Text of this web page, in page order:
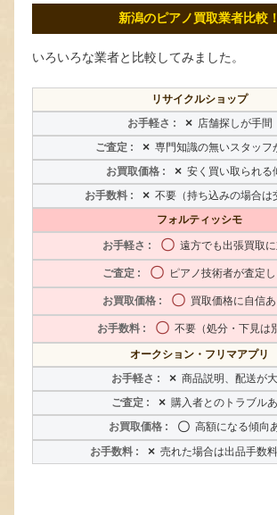
新潟のピアノ買取業者比較！
いろいろな業者と比較してみました。
リサイクルショップ
× 店舗探しが手間
× 専門知識の無いスタッフ
× 安く買い取られる
× 不要（持ち込みの場合は
フォルティッシモ
〇 遠方でも出張買取
〇 ピアノ技術者が査定
〇 買取価格に自信あ
〇 不要（処分・下見は
オークション・フリマアプリ
× 商品説明、配送が
× 購入者とのトラブル
〇 高額になる傾向
× 売れた場合は出品手数